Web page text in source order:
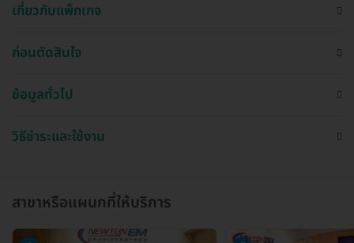
เกี่ยวกับแพ็กเกจ
ก่อนตัดสินใจ
ข้อมูลทั่วไป
วิธีชำระและใช้งาน
สาขาหรือแผนกที่ให้บริการ